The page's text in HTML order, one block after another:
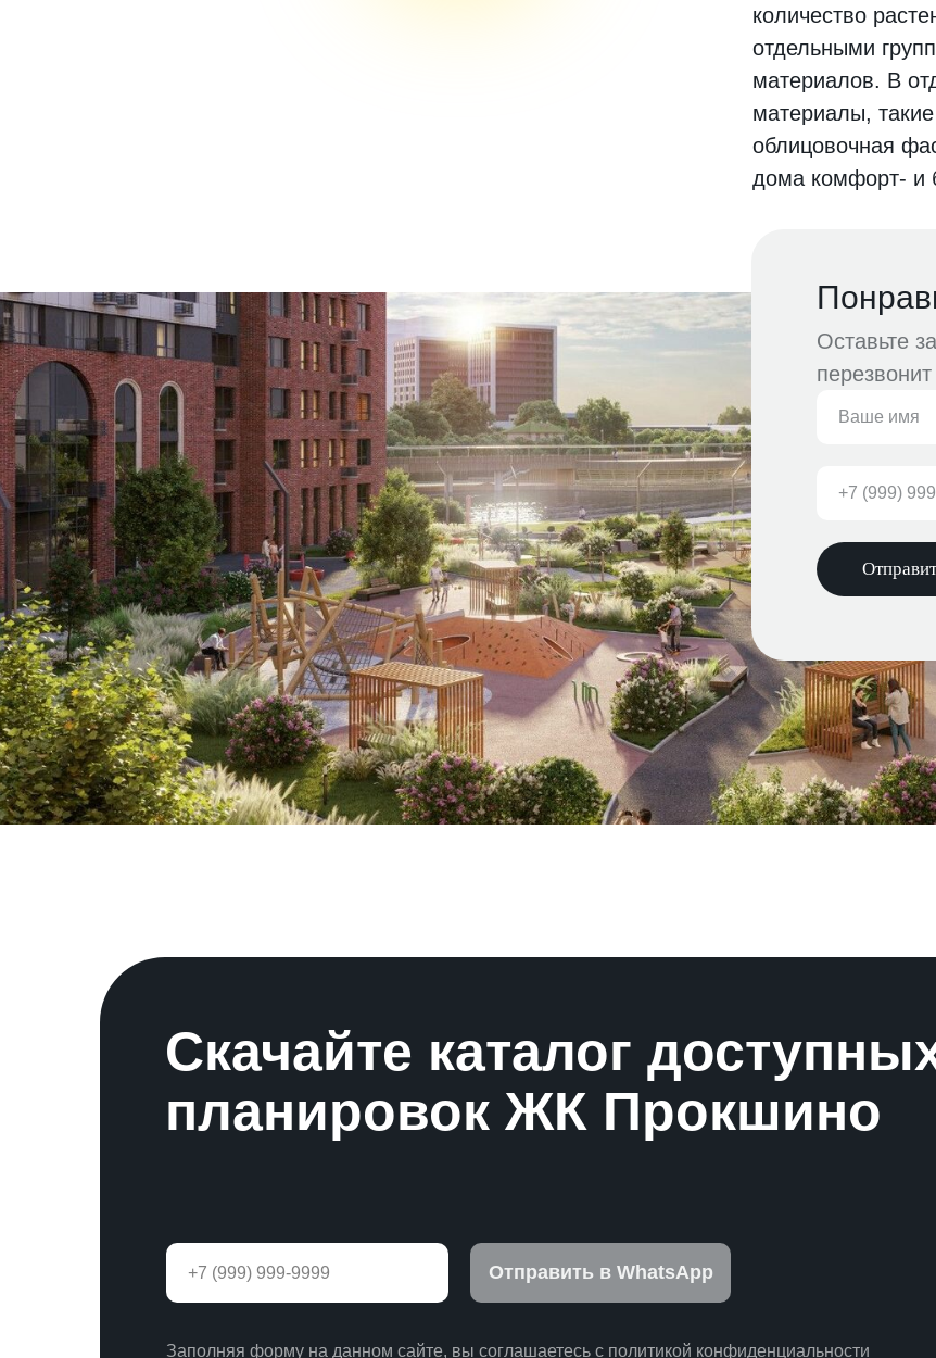
количество
отдельными
материалов. В
материалы,
облицовочная
дома комфорт- и
Оставьте
перезвонит
Скачайте каталог
планировок ЖК Прокшино
Заполняя форму на данном сайте, вы соглашаетесь с политикой конфиденциальности
Отправить в WhatsApp